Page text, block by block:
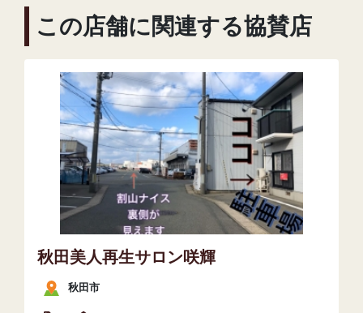
この店舗に関連する協賛店
秋田美人再生サロン咲輝
秋田市